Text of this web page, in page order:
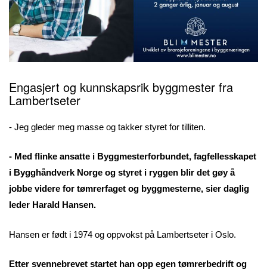
Engasjert og kunnskapsrik byggmester fra
Lambertseter
- Jeg gleder meg masse og takker styret for tilliten.
- Med flinke ansatte i Byggmesterforbundet, fagfellesskapet
i Bygghåndverk Norge og styret i ryggen blir det gøy å
jobbe videre for tømrerfaget og byggmesterne, sier daglig
leder Harald Hansen.
Hansen er født i 1974 og oppvokst på Lambertseter i Oslo.
Etter svennebrevet startet han opp egen tømrerbedrift og